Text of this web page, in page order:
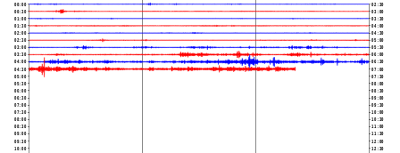
00:00
00:30
01:00
01:30
02:00
02:30
03:00
03:30
04:00
04:30
05:00
05:30
06:00
06:30
07:00
07:30
08:00
08:30
09:00
09:30
10:00
02:30
03:00
03:30
04:00
04:30
05:00
05:30
06:00
06:30
07:00
07:30
08:00
08:30
09:00
09:30
10:00
10:30
11:00
11:30
12:00
12:30